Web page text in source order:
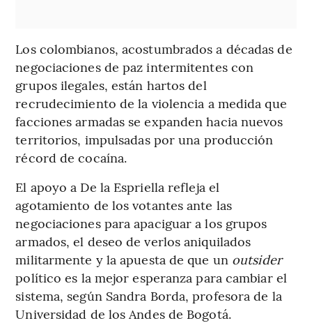
Los colombianos, acostumbrados a décadas de
negociaciones de paz intermitentes con
grupos ilegales, están hartos del
recrudecimiento de la violencia a medida que
facciones armadas se expanden hacia nuevos
territorios, impulsadas por una producción
récord de cocaína.
El apoyo a De la Espriella refleja el
agotamiento de los votantes ante las
negociaciones para apaciguar a los grupos
armados, el deseo de verlos aniquilados
militarmente y la apuesta de que un outsider
político es la mejor esperanza para cambiar el
sistema, según Sandra Borda, profesora de la
Universidad de los Andes de Bogotá.